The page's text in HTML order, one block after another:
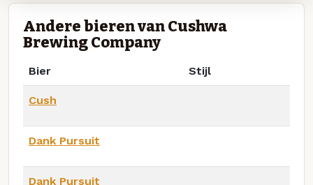
Andere bieren van Cushwa
Brewing Company
Bier Stijl
Cush
Dank Pursuit
Dank Pursuit